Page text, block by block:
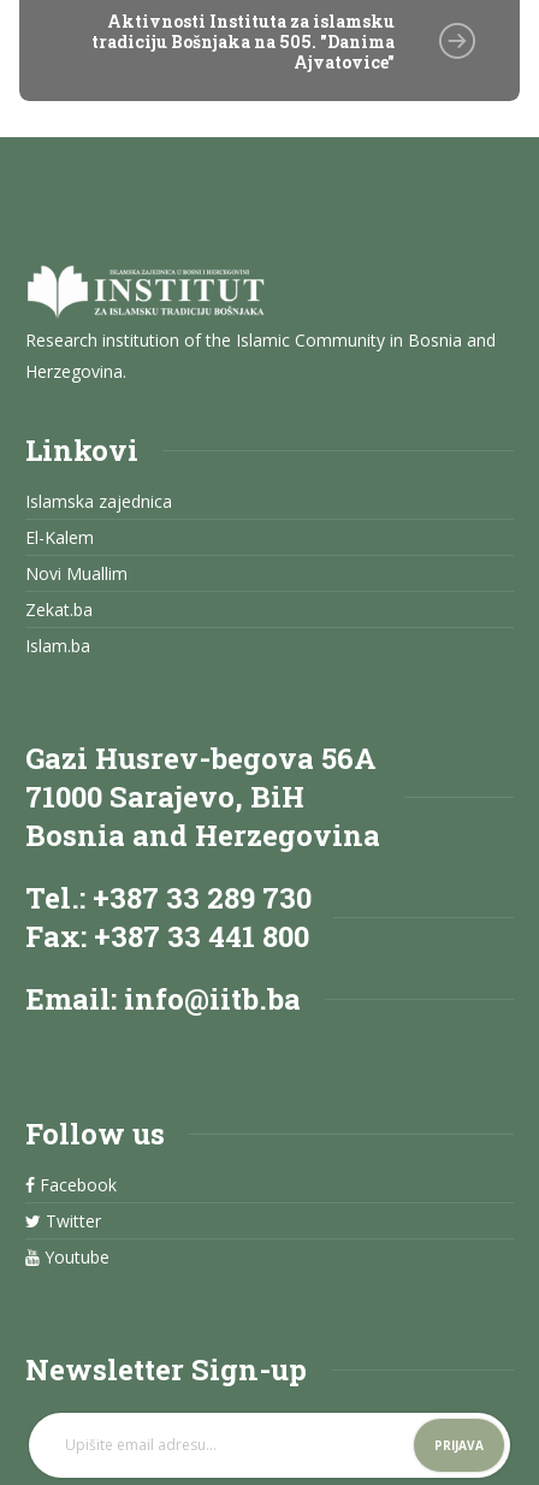
Aktivnosti Instituta za islamsku
tradiciju Bošnjaka na 505. "Danima
Ajvatovice"
Research institution of the Islamic Community in Bosnia and
Herzegovina.
Linkovi
Islamska zajednica
El-Kalem
Novi Muallim
Zekat.ba
Islam.ba
Gazi Husrev-begova 56A
71000 Sarajevo, BiH
Bosnia and Herzegovina
Tel.: +387 33 289 730
Fax: +387 33 441 800
Email: info@iitb.ba
Follow us
Facebook
Twitter
Youtube
Newsletter Sign-up